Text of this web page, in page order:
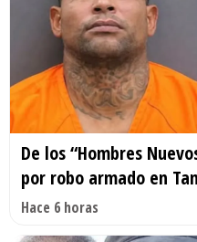
De los “Hombres
por robo armado en
Hace 6 horas